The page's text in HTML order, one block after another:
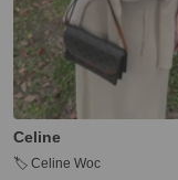
Celine
🏷️ Celine Woc